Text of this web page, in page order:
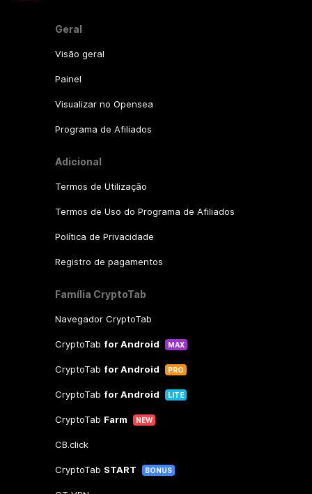
Geral
Visão geral
Painel
Visualizar no Opensea
Programa de Afiliados
Adicional
Termos de Utilização
Termos de Uso do Programa de Afiliados
Política de Privacidade
Registro de pagamentos
Família CryptoTab
Navegador CryptoTab
CryptoTab for Android MAX
CryptoTab for Android PRO
CryptoTab for Android LITE
CryptoTab Farm NEW
CB.click
CryptoTab START BONUS